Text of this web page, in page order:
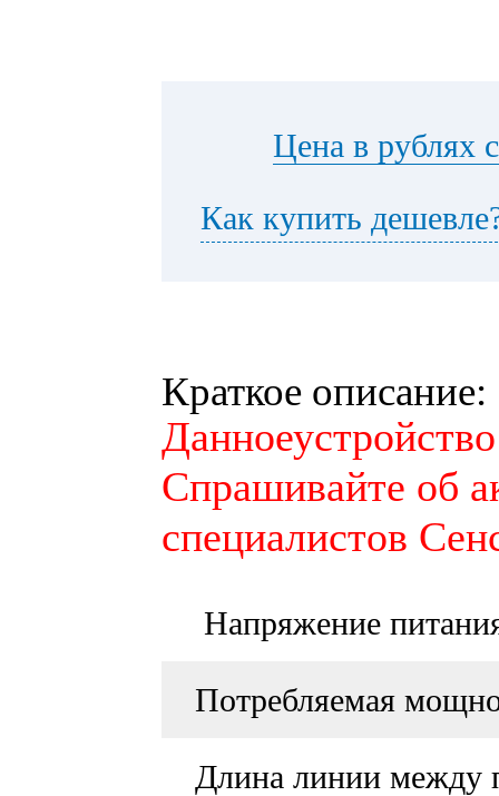
Цена в рублях
Как купить
Краткое описание:
Спрашивайте об
специалистов
Напряжение
Потребляемая
Длина линии между